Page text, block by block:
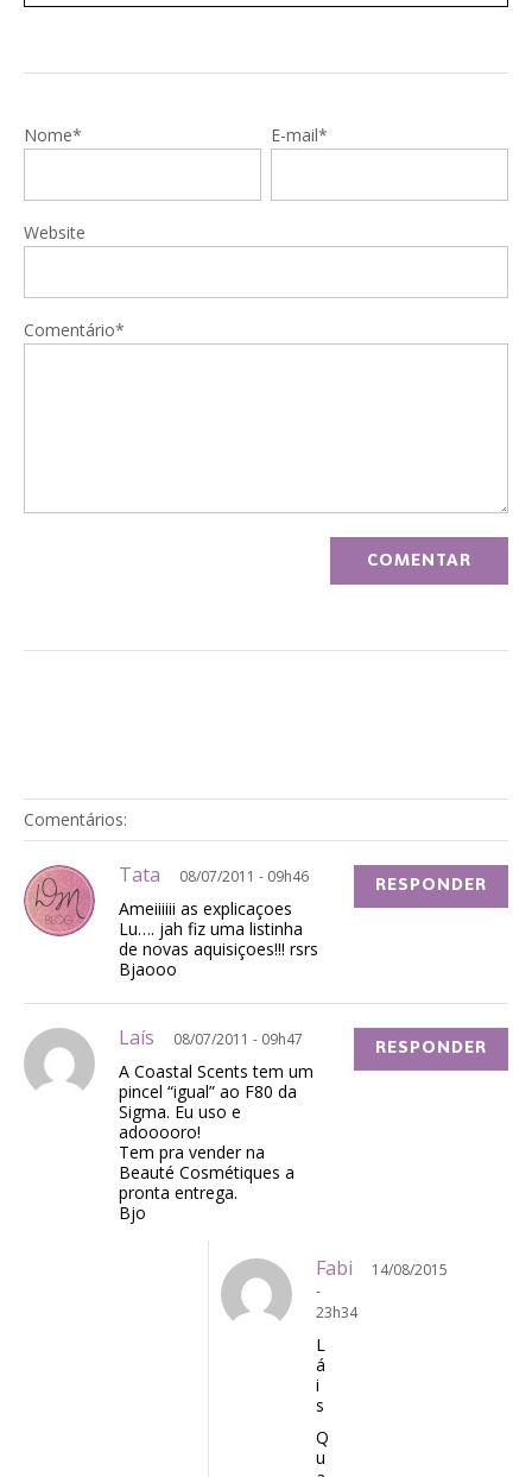
Nome* E-mail*
Website
Comentário*
Comentários:
Tata 08/07/2011 - 09h46
Ameiiiiii as explicaçoes
Lu…. jah fiz uma listinha
de novas aquisiçoes!!! rsrs
Bjaooo
RESPONDER
Laís 08/07/2011 - 09h47
A Coastal Scents tem um
pincel “igual” ao F80 da
Sigma. Eu uso e
adooooro!
Tem pra vender na
Beauté Cosmétiques a
pronta entrega.
Bjo
RESPONDER
Fabi
14/08/2015
-
23h34
L
á
i
s
Q
u